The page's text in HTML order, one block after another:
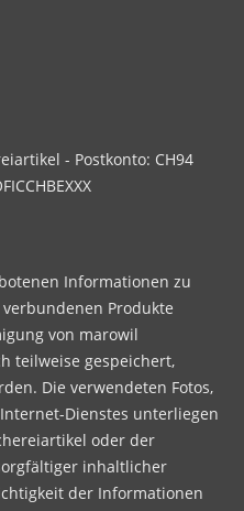
- Postkonto: CH94
Informationen zu
Produkte
von marowil
teilweise gespeichert,
Die verwendeten Fotos,
Dienstes unterliegen
oder der
inhaltlicher
der Informationen